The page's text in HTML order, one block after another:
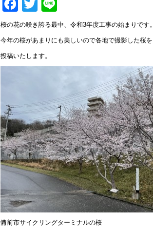
F
a
c
e
b
k
T
wi
tt
er
n
e
桜の花の咲き誇る最中、令和3年度工事の始まりです。
今年の桜があまりにも美しいので各地で撮影した桜を
投稿いたします。
備前市サイクリングターミナルの桜